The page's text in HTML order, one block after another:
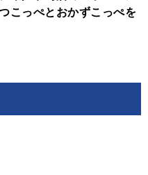
こっぺとおかずこっぺを